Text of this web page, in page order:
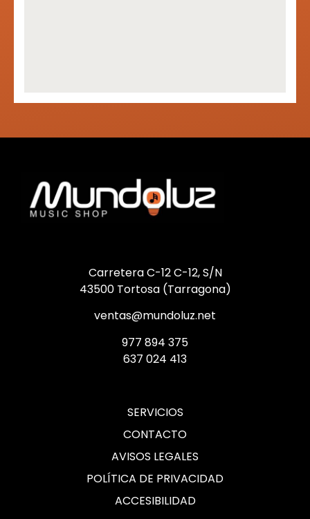
Carretera C-12 C-12, S/N
43500 Tortosa (Tarragona)
ventas@mundoluz.net
977 894 375
637 024 413
SERVICIOS
CONTACTO
AVISOS LEGALES
POLÍTICA DE PRIVACIDAD
ACCESIBILIDAD